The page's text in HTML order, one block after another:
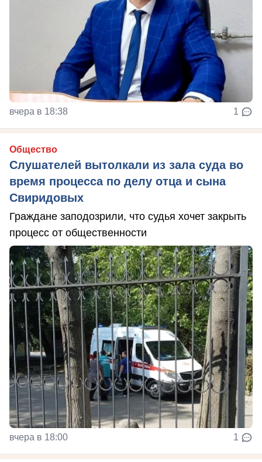
вчера в 18:38 1
Общество
Слушателей вытолкали из зала суда во
время процесса по делу отца и сына
Свиридовых
Граждане заподозрили, что судья хочет закрыть
процесс от общественности
вчера в 18:00 1